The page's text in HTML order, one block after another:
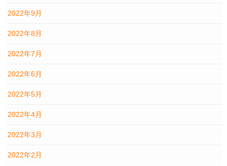
2022年9月
2022年8月
2022年7月
2022年6月
2022年5月
2022年4月
2022年3月
2022年2月